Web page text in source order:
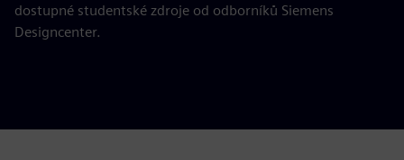
dostupné studentské zdroje od odborníků Siemens
Designcenter.